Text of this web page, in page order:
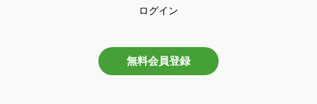
ログイン
無料会員登録